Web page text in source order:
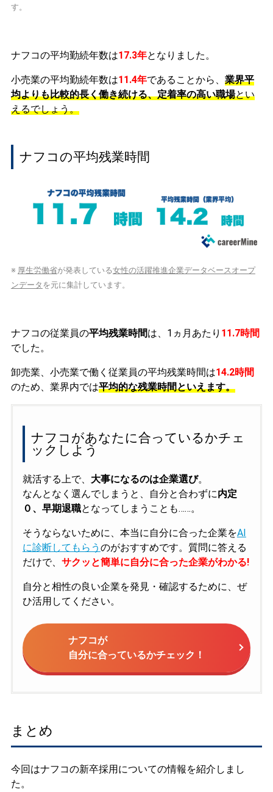
す。
ナフコの平均勤続年数は17.3年となりました。
小売業の平均勤続年数は11.4年であることから、 業界平
均よりも比較的長く働き続ける、定着率の高い職場とい
えるでしょう。
ナフコの平均残業時間
※ 厚生労働省が発表している女性の活躍推進企業データベースオープ
ンデータ を元に集計しています。
ナフコの従業員の平均残業時間は、1ヵ月あたり 11.7時間
でした。
卸売業、小売業で働く従業員の平均残業時間は14.2時間
のため、業界内では平均的な残業時間といえます。
ナフコがあなたに合っているかチェ
ックしよう
就活する上で、 大事になるのは企業選び。
なんとなく選んでしまうと、自分と合わずに内定
０、早期退職となってしまうことも……。
そうならないために、本当に自分に合った企業をAI
に診断してもらう のがおすすめです。質問に答える
だけで、 サクッと簡単に自分に合った企業がわかる!
自分と相性の良い企業を発見・確認するために、ぜ
ひ活用してください。
ナフコが
自分に合っているかチェック！
まとめ
今回はナフコの新卒採用についての情報を紹介しまし
た。